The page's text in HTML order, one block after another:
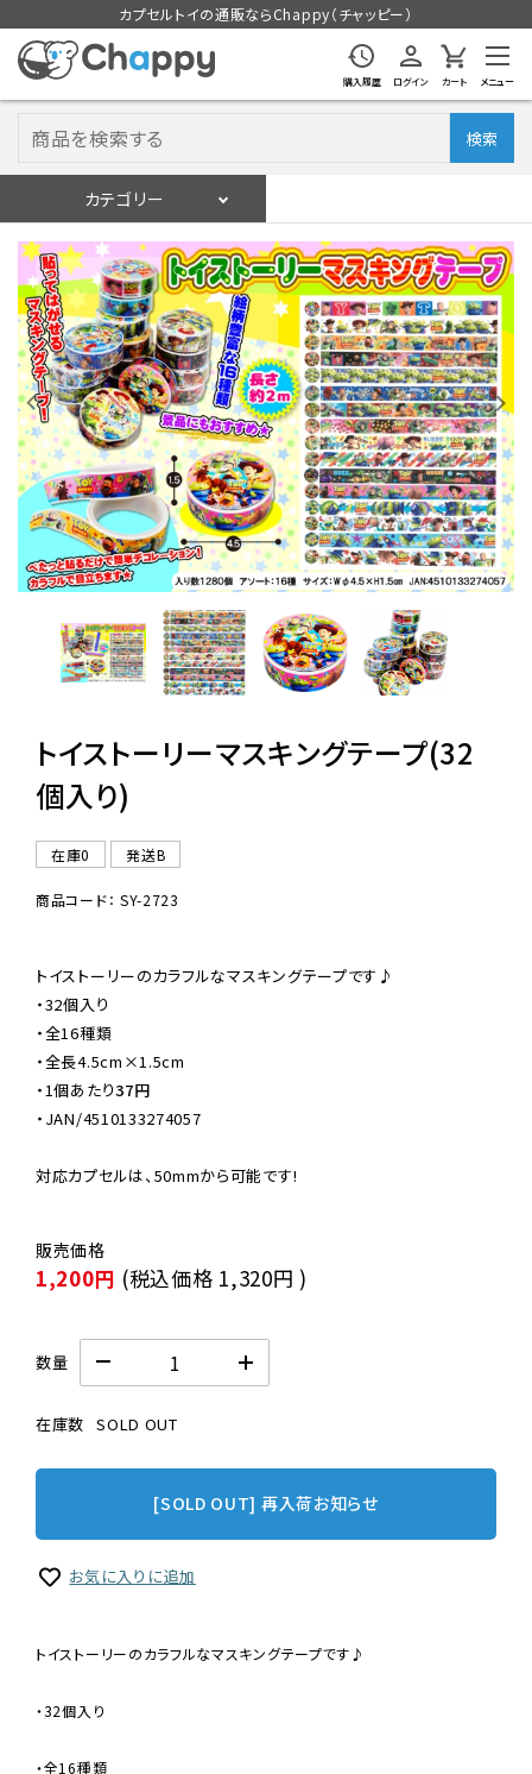
カプセルトイの通販ならChappy（チャッピー）
購入履歴 ログイン カート メニュー
検索
カテゴリー
ログイン 会員登録
入荷スケジュールをチェック
カプセルトイマシン本体
カプセルトイ
販促用空カプセル
レンタル
景品・玩具・文具
販促用カプセルトイ
06-6282-7659
トイストーリーマスキングテープ(32
個入り)
在庫0 発送B
商品コード： SY-2723
トイストーリーのカラフルなマスキングテープです♪
・32個入り
・全16種類
・全長4.5cm×1.5cm
・1個あたり37円
・JAN/4510133274057
対応カプセルは、50mmから可能です!
1,200円 (税込価格 1,320円 )
数量
在庫数 SOLD OUT
[SOLD OUT] 再入荷お知らせ
お気に入りに追加
トイストーリーのカラフルなマスキングテープです♪
・32個入り
・全16種類